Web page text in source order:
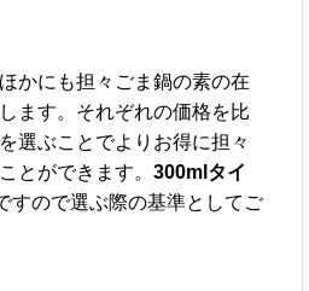
かにも担々ごま鍋の素の在
ます。それぞれの価格を比
選ぶことでよりお得に担々
とができます。300mlタイ
すので選ぶ際の基準としてご